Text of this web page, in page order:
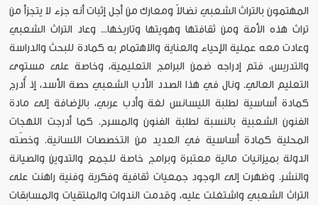
المهتمون بالتراث الشعبي نضالاً ومعارك من أجل إثبات أنه جزء لا يتجزأ من
تراث هذه الأمة ومن ثقافتها وهويتها وتاريخها... وعاد التراث الشعبي
وعادت معه عملية الإحياء والعناية والاهتمام به كمادة للبحث والدراسة
والتدريس، فتم إدراجه ضمن البرامج التعليمية، وخاصة على مستوى
التعليم العالي. ونال في هذا الصدد الأدب الشعبي حصة الأسد، إذ أُدرج
كمادة أساسية لطلبة الليسانس لغة وأدب عربي، بالإضافة إلى مادة
الفنون الشعبية بالنسبة لطلبة الفنون والمسرح. كما أدرجت اللهجات
المحلية كمادة أساسية في العديد من التخصصات اللسانية. وخصّته
الدولة بميزانيات مالية معتبرة وبرامج خاصة للجمع والتدوين والصيانة
والنشر. وظهرت إلى الوجود جمعيات ثقافية وفكرية وفنية راهنت على
التراث الشعبي واشتغلت عليه، وقدمت الندوات والملتقيات والمسابقات